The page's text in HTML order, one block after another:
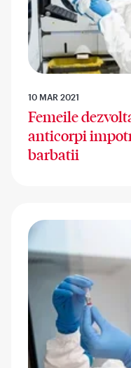
10 MAR 2021
Femeile
anticorpi
barbatii